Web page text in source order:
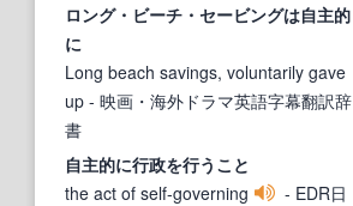
ロング・ビーチ・セービングは自主的
に
Long beach savings, voluntarily gave
up - 映画・海外ドラマ英語字幕翻訳辞
書
自主的に行政を行うこと
the act of self-governing
- EDR日